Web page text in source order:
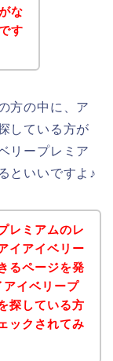
な
す
方の中に、ア
している方が
リープレミア
といいですよ♪
レミアムのレ
イアイベリー
るページを発
アイベリープ
探している方
ックされてみ